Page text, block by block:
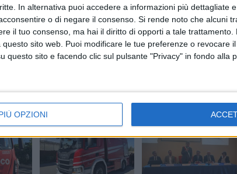
In alternativa puoi accedere a informazioni più dettagliate
o di negare il consenso. Si rende noto che alcuni
il tuo consenso, ma hai il diritto di opporti a tale
sito web. Puoi modificare le tue preferenze o revocare
questo sito e facendo clic sul pulsante "Privacy" in fondo alla
OPZIONI